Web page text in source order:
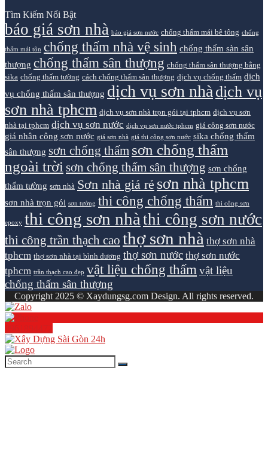
Tìm Kiếm Nổi Bật
báo giá sơn nhà báo giá sơn nước chống thấm mái bê tông chống
thấm mái tôn chống thấm nhà vệ sinh chống thấm sàn sân
thượng chống thấm sân thượng chống thấm sân thượng bằng
sika chống thấm tường cách chống thấm sân thượng dịch vụ chống thấm dịch
vụ chống thấm sân thượng dịch vụ sơn nhà dịch vụ
sơn nhà tphcm dịch vụ sơn nhà trọn gói tại tphcm dịch vụ sơn
nhà tại tphcm dịch vụ sơn nước dịch vụ sơn nước tphcm giá công sơn nước
giá nhân công sơn nước giá sơn nhà giá thi công sơn nước sika chống thấm
sân thượng sơn chống thấm sơn chống thấm
ngoài trời sơn chống thấm sân thượng sơn chống
thấm tường sơn nhà Sơn nhà giá rẻ sơn nhà tphcm
sơn nhà trọn gói sơn tường thi công chống thấm thi công sơn
epoxy thi công sơn nhà thi công sơn nước
thi công trần thạch cao thợ sơn nhà thợ sơn nhà
tphcm thợ sơn nhà tại bình dương thợ sơn nước thợ sơn nước
tphcm trần thạch cao đẹp vật liệu chống thấm vật liệu
chống thấm sân thượng
Copyright 2025 © Xaydungsg.com Design. All rights reserved.